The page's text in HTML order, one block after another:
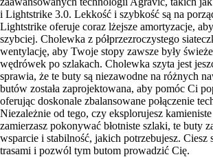
i Lightstrike 3.0. Lekkość i szybkość są na
Lightstrike oferuje coraz lżejsze amortyzacje,
szybciej. Cholewka z półprzezroczystego
wentylację, aby Twoje stopy zawsze były
wędrówek po szlakach. Cholewka szyta jest
sprawia, że te buty są niezawodne na różnych
butów została zaprojektowana, aby pomóc Ci
oferując doskonale zbalansowane połączenie
Niezależnie od tego, czy eksplorujesz
zamierzasz pokonywać błotniste szlaki, te buty
wsparcie i stabilność, jakich potrzebujesz. Ciesz
trasami i pozwól tym butom prowadzić Cię.